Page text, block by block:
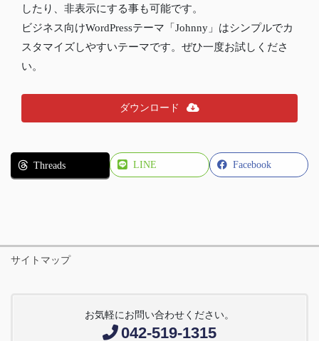
したり、非表示にする事も可能です。
ビジネス向けWordPressテーマ「Johnny」はシンプルでカ
スタマイズしやすいテーマです。ぜひ一度お試しくださ
い。
ダウンロード
Facebook
Threads LINE
サイトマップ
お気軽にお問い合わせください。
042-519-1315